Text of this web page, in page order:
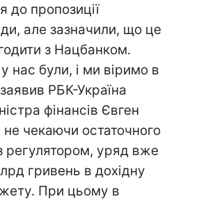
до пропозиції
але зазначили, що це
з Нацбанком.
у нас були, і ми віримо в
РБК-Україна
фінансів Євген
не чекаючи остаточного
регулятором, уряд вже
гривень в дохідну
При цьому в